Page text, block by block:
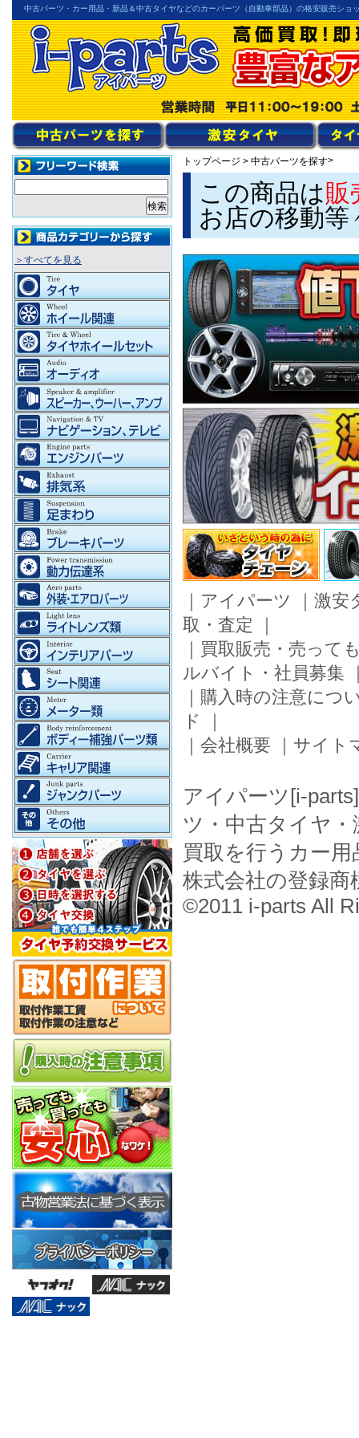
中古パーツ・カー用品・新品＆中古タイヤなどのカーパーツ（自動車部品）の格安販売ショ
トップページ > 中古パーツを探す>
この商品は販
お店の移動
｜ アイパーツ ｜ 激安
取・査定 ｜
｜ 買取販売・売って
ルバイト・社員募集
｜ 購入時の注意につ
ド
｜
｜ 会社概要 ｜ サイト
アイパーツ[i-
ツ・中古タイヤ
買取を行うカー
株式会社の登録商
©2011 i-parts All
＞すべてを見る